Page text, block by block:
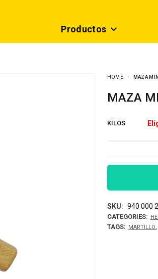
Productos
HOME MAZA
MAZA
KILOS
SKU: 940 000
CATEGORIES:
TAGS: MARTILLO,